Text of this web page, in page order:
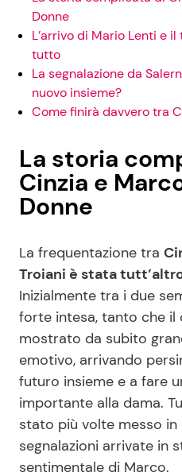
Donne
L’arrivo di Mario Lenti e
tutto
La segnalazione da
nuovo insieme?
Come finirà davvero tra
La storia
Cinzia e
Donne
La frequentazione tra
Troiani è stata
Inizialmente tra i due
forte intesa, tanto che il
mostrato da subito
emotivo, arrivando
futuro insieme e a fare
importante alla dama.
stato più volte messo
segnalazioni arrivate in
sentimentale di Marco.